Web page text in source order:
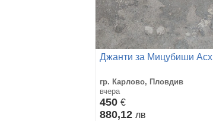
Джанти за Мицубиши Асх
гр. Карлово, Пловдив
вчера
450 €
880,12 лв